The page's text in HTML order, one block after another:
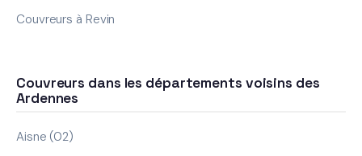
Couvreurs à Revin
Couvreurs dans les départements voisins des
Ardennes
Aisne (02)